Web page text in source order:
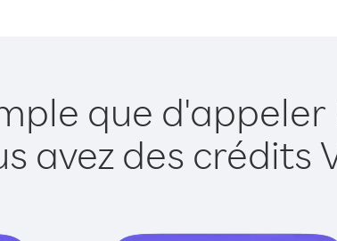
que
avez des crédits